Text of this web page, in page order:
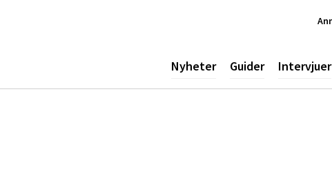
Nyheter Guider Intervjuer